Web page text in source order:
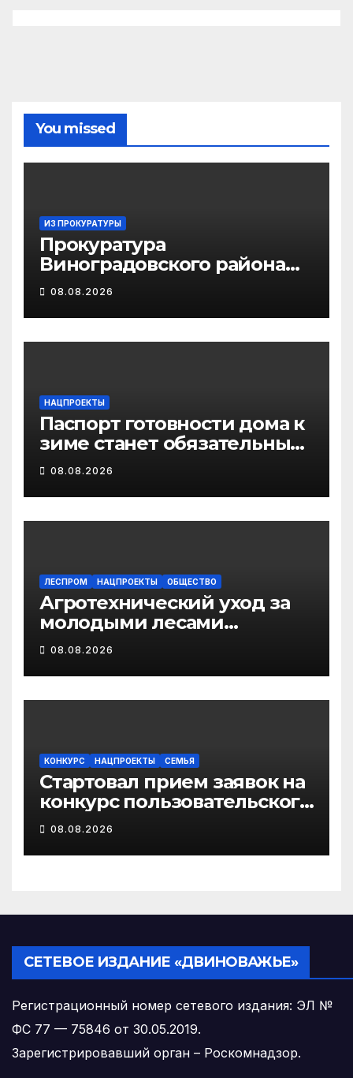
You missed
ИЗ ПРОКУРАТУРЫ
Прокуратура
Виноградовского района
информирует об
изменениях
законодательства об
иммунопрофилактике
08.08.2026
НАЦПРОЕКТЫ
Паспорт готовности дома к
зиме станет обязательным
лицензионным
требованием для
управляющих организаций
с 1 сентября 2026 года
08.08.2026
ЛЕСПРОМ НАЦПРОЕКТЫ ОБЩЕСТВО
Агротехнический уход за
молодыми лесами
Поморья провели на
площади более 18 тысяч
гектаров
08.08.2026
КОНКУРС НАЦПРОЕКТЫ СЕМЬЯ
Стартовал прием заявок на
конкурс пользовательского
видео «Отец года – 2026»
08.08.2026
СЕТЕВОЕ ИЗДАНИЕ «ДВИНОВАЖЬЕ»
Регистрационный номер сетевого издания: ЭЛ №
ФС 77 — 75846 от 30.05.2019.
Зарегистрировавший орган – Роскомнадзор.